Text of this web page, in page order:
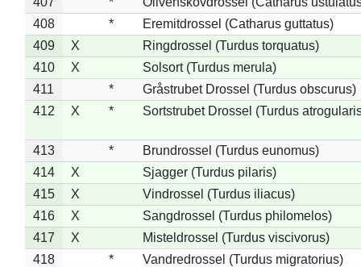
408
*
Eremitdrossel (Catharus guttatus)
409
X
Ringdrossel (Turdus torquatus)
410
X
Solsort (Turdus merula)
411
*
Gråstrubet Drossel (Turdus obscurus)
412
X * Sortstrubet Drossel (Turdus
413 *
Brundrossel (Turdus eunomus)
414
X
Sjagger (Turdus pilaris)
415
X
Vindrossel (Turdus iliacus)
416
X
Sangdrossel (Turdus philomelos)
417
X
Misteldrossel (Turdus viscivorus)
418
*
Vandredrossel (Turdus migratorius)